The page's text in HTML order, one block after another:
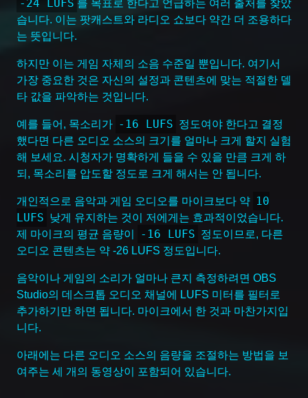
-24 LUFS 를 목표로 한다고 언급하는 여러 출처를 찾았
습니다. 이는 팟캐스트와 라디오 쇼보다 약간 더 조용하다
는 뜻입니다.
하지만 이는 게임 자체의 소음 수준일 뿐입니다. 여기서
가장 중요한 것은 자신의 설정과 콘텐츠에 맞는 적절한 델
타 값을 파악하는 것입니다.
예를 들어, 목소리가 -16 LUFS 정도여야 한다고 결정
했다면 다른 오디오 소스의 크기를 얼마나 크게 할지 실험
해 보세요. 시청자가 명확하게 들을 수 있을 만큼 크게 하
되, 목소리를 압도할 정도로 크게 해서는 안 됩니다.
개인적으로 음악과 게임 오디오를 마이크보다 약 10
LUFS 낮게 유지하는 것이 저에게는 효과적이었습니다.
제 마이크의 평균 음량이
-16 LUFS 정도이므로, 다른
오디오 콘텐츠는 약 -26 LUFS 정도입니다.
음악이나 게임의 소리가 얼마나 큰지 측정하려면 OBS
Studio의 데스크톱 오디오 채널에 LUFS 미터를 필터로
추가하기만 하면 됩니다. 마이크에서 한 것과 마찬가지입
니다.
아래에는 다른 오디오 소스의 음량을 조절하는 방법을 보
여주는 세 개의 동영상이 포함되어 있습니다.